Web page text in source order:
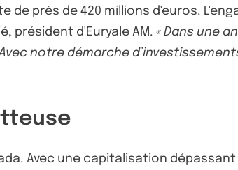
de près de 420 millions d'euros.
président d'Euryale AM. « Dans une
notre démarche
Avec une capitalisation dépassant